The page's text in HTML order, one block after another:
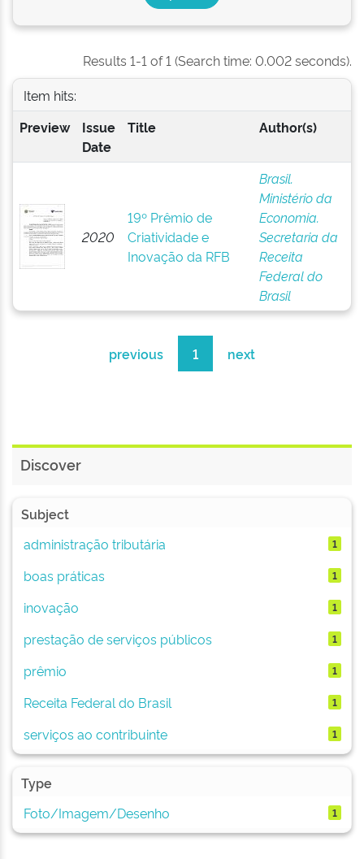
Results 1-1 of 1 (Search time: 0.002 seconds).
Item hits:
Preview
Issue
Date
Title Author(s)
2020
19º Prêmio de
Criatividade e
Inovação da RFB
Brasil.
Ministério da
Economia.
Secretaria da
Receita
Federal do
Brasil
previous 1 next
Discover
Subject
administração tributária
1
boas práticas 1
inovação 1
prestação de serviços públicos 1
prêmio 1
Receita Federal do Brasil 1
serviços ao contribuinte 1
Type
Foto/Imagem/Desenho
1